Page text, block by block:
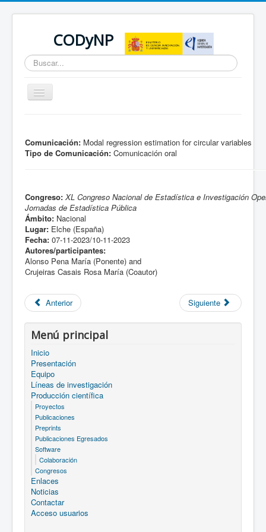
CODyNP
Buscar...
Cambiar
navegación
Comunicación: Modal regression estimation for circular variables
Tipo de Comunicación: Comunicación oral
Congreso: XL Congreso Nacional de Estadística e Investigación
Jornadas de Estadística Pública
Ámbito: Nacional
Lugar: Elche (España)
Fecha: 07-11-2023/10-11-2023
Autores/participantes:
Alonso Pena María (Ponente) and
Crujeiras Casais Rosa María (Coautor)
Anterior Siguiente
Menú principal
Inicio
Presentación
Equipo
Líneas de investigación
Producción científica
Proyectos
Publicaciones
Preprints
Publicaciones Egresados
Software
Colaboración
Congresos
Enlaces
Noticias
Contactar
Acceso usuarios